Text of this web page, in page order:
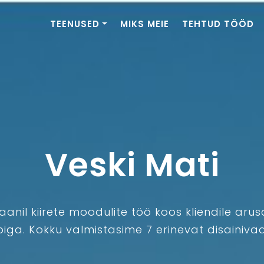
TEENUSED MIKS MEIE TEHTUD TÖÖD
Veski Mati
kiirete moodulite töö koos kliendile
Kokku valmistasime 7 erinevat